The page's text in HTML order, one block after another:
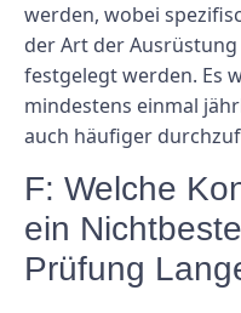
werden, wobei
der Art der
festgelegt werden. Es
mindestens einmal
auch häufiger
F: Welche
ein
Prüfung